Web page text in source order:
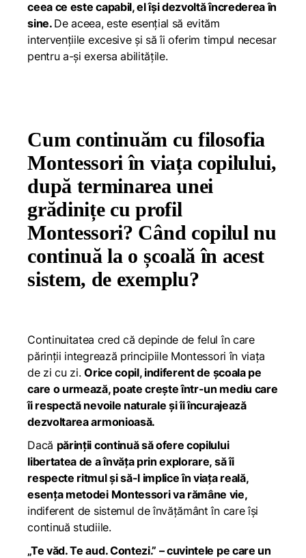
ceea ce este capabil, el își dezvoltă încrederea în
sine. De aceea, este esențial să evităm
intervențiile excesive și să îi oferim timpul necesar
pentru a-și exersa abilitățile.
Cum continuăm cu filosofia
Montessori în viața copilului,
după terminarea unei
grădinițe cu profil
Montessori? Când copilul nu
continuă la o școală în acest
sistem, de exemplu?
Continuitatea cred că depinde de felul în care
părinții integrează principiile Montessori în viața
de zi cu zi.Orice copil, indiferent de școala pe
care o urmează, poate crește într-un mediu care
îi respectă nevoile naturale și îi încurajează
dezvoltarea armonioasă.
Dacă părinții continuă să ofere copilului
libertatea de a învăța prin explorare, să îi
respecte ritmul și să-l implice în viața reală,
esența metodei Montessori va rămâne vie,
indiferent de sistemul de învățământ în care își
continuă studiile.
„Te văd. Te aud. Contezi.” –cuvintele pe care un